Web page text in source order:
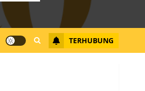
TERHUBUNG
Batam Berhenti
Merampas Tanah Warga
Rempang
JULI 15, 2026